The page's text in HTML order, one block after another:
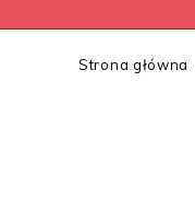
Strona główna